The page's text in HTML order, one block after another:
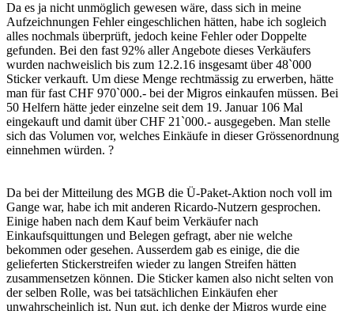
Da es ja nicht unmöglich gewesen wäre, dass sich in meine
Aufzeichnungen Fehler eingeschlichen hätten, habe ich sogleich
alles nochmals überprüft, jedoch keine Fehler oder Doppelte
gefunden. Bei den fast 92% aller Angebote dieses Verkäufers
wurden nachweislich bis zum 12.2.16 insgesamt über 48`000
Sticker verkauft. Um diese Menge rechtmässig zu erwerben, hätte
man für fast CHF 970`000.- bei der Migros einkaufen müssen. Bei
50 Helfern hätte jeder einzelne seit dem 19. Januar 106 Mal
eingekauft und damit über CHF 21`000.- ausgegeben. Man stelle
sich das Volumen vor, welches Einkäufe in dieser Grössenordnung
einnehmen würden. ?
Da bei der Mitteilung des MGB die Ü-Paket-Aktion noch voll im
Gange war, habe ich mit anderen Ricardo-Nutzern gesprochen.
Einige haben nach dem Kauf beim Verkäufer nach
Einkaufsquittungen und Belegen gefragt, aber nie welche
bekommen oder gesehen. Ausserdem gab es einige, die die
gelieferten Stickerstreifen wieder zu langen Streifen hätten
zusammensetzen können. Die Sticker kamen also nicht selten von
der selben Rolle, was bei tatsächlichen Einkäufen eher
unwahrscheinlich ist. Nun gut, ich denke der Migros wurde eine